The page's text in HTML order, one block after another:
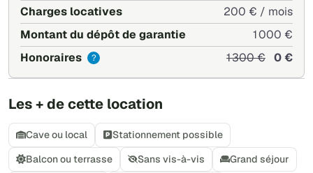
transports en commun - Proximité commerces - Local de
stockage. Espace boisé à proximité immédiat
Charges locatives
200 € / mois
Montant du dépôt de garantie
1 000 €
Honoraires
? 1 300 € 0 €
Les + de cette location
Cave ou local
Stationnement possible
Balcon ou terrasse
Sans vis-à-vis
Grand séjour